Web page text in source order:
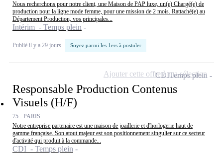
Nous recherchons pour notre client, une Maison de PAP luxe, un(e) Chargé(e) de
production pour la ligne mode femme, pour une mission de 2 mois. Rattaché(e) au
Département Production, vos principales...
Intérim - Temps plein
Publié il y a 29 jours Soyez parmi les 1ers à postuler
Responsable Production Contenus
Visuels (H/F)
75 - PARIS
Notre entreprise partenaire est une maison de joaillerie et d'horlogerie haut de
gamme française. Son atout majeur est son positionnement singulier sur ce secteur
d'activité qui produit à la commande...
CDI - Temps plein
CDITemps plein
Ajouter cette offre à ma sélection